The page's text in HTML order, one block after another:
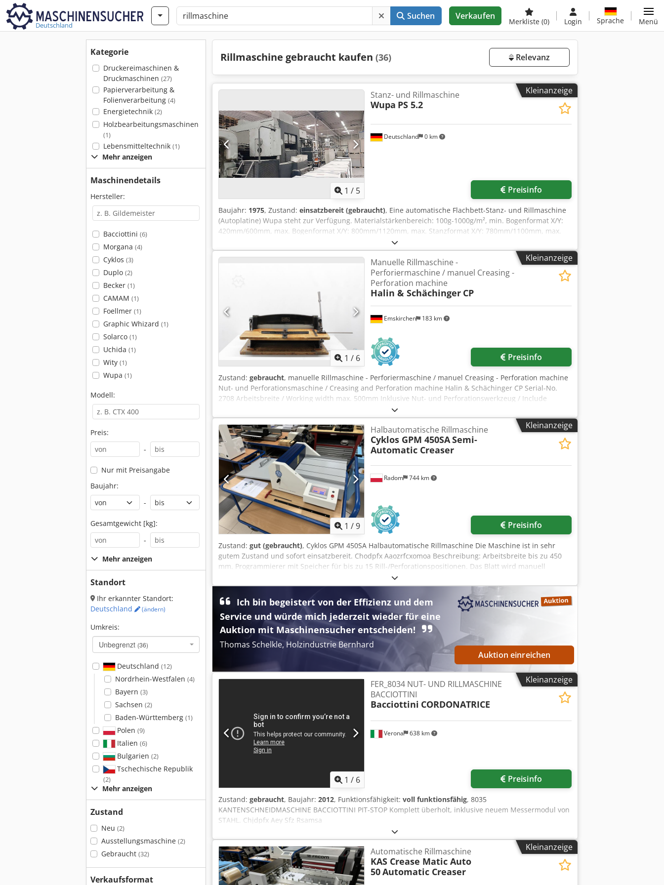
Deutschland
Suchen Verkaufen
Merkliste (0) Login Sprache Menü
Kategorie
Druckereimaschinen &
Druckmaschinen (27)
Papierverarbeitung &
Folienverarbeitung (4)
Energietechnik (2)
Holzbearbeitungsmaschinen
(1)
Lebensmitteltechnik (1)
Mehr anzeigen
Maschinendetails
Hersteller:
Bacciottini (6)
Morgana (4)
Cyklos (3)
Duplo (2)
Becker (1)
CAMAM (1)
Foellmer (1)
Graphic Whizard (1)
Solarco (1)
Uchida (1)
Wity (1)
Wupa (1)
Modell:
Preis:
-
Nur mit Preisangabe
Baujahr:
-
Gesamtgewicht [kg]:
-
Mehr anzeigen
Standort
Ihr erkannter Standort:
Deutschland
(ändern)
Umkreis:
Unbegrenzt (36)
Deutschland (12)
Nordrhein-Westfalen (4)
Bayern (3)
Sachsen (2)
Baden-Württemberg (1)
Polen (9)
Italien (6)
Bulgarien (2)
Tschechische Republik
(2)
Mehr anzeigen
Zustand
Neu (2)
Ausstellungsmaschine (2)
Gebraucht (32)
Verkaufsformat
Rillmaschine gebraucht kaufen (36) Relevanz
Kleinanzeige
1 / 5
Deutschland 0 km
Stanz- und Rillmaschine
Wupa PS 5.2
Preisinfo
Baujahr: 1975, Zustand: einsatzbereit (gebraucht), Eine automatische Flachbett-Stanz- und Rillmaschine
(Autoplatine) Wupa steht zur Verfügung. Materialstärkenbereich: 100g-1000g/m², min. Bogenformat X/Y:
420mm/600mm, max. Bogenformat X/Y: 800mm/1120mm, max. Stanzformat X/Y: 780mm/1100mm, max.
Stanzkraft: 240t, max. Produktionsgeschwindigkeit: ca. 3000Bogen/h. Eine Besichtigung vor Ort ist
möglich. Csdpfx Aoznx I Hsamoha
Kleinanzeige
1 / 6
Emskirchen 183 km
Manuelle Rillmaschine -
Perforiermaschine / manuel Creasing -
Perforation machine
Halin & Schächinger CP
Preisinfo
Zustand: gebraucht, manuelle Rillmaschine - Perforiermaschine / manuel Creasing - Perforation machine
Nut- und Perforationsmaschine / Creasing and Perforation machine Halin & Schächinger CP Serial-No.
2708 Arbeitsbreite / Working width max. 500mm Inklusive Nut- und Perforationswerkzeug / Include
Creasing and Perforation tools Handbetrieb - Manuell Operation Online-Video-Inspection by WhatsApp -
MS Zoom - Telegram On Stock Emskirchen/Nürnberg - Available Immediately - Can be test Cedpfxszbawds
Aamjha
Kleinanzeige
1 /9
Radom 744 km
Halbautomatische Rillmaschine
Cyklos GPM 450SASemi-
Automatic Creaser
Preisinfo
Zustand: gut (gebraucht), Cyklos GPM 450SA Halbautomatische Rillmaschine Die Maschine ist in sehr
gutem Zustand und sofort einsatzbereit. Chodpfx Aaozrfcxomoa Beschreibung: Arbeitsbreite bis zu 450
mm. Programmierer mit Speicher für bis zu 15 Rill-/Perforationspositionen. Das Blatt wird manuell
zugeführt und anschließend automatisch abgezogen. Einfache Bedienoberfläche mit
Programmspeicherung. Stabile Metallkonstruktion. Rillen oder Perforieren über die gesamte Breite des
Bogens (Rillwerkzeug inklusive). Rillen von Digitaldrucken und laminierten Bögen möglich. Vier
verschiedene Rillbreiten serienmäßig. Großer Arbeitstisch.
Ich bin begeistert von der Effizienz und dem
Service und würde mich jederzeit wieder für eine
Auktion mit Maschinensucher entscheiden!
Thomas Schelkle, Holzindustrie Bernhard
Auktion einreichen
Kleinanzeige
1 / 6
Verona 638 km
FER_8034 NUT- UND RILLMASCHINE
BACCIOTTINI
Bacciottini CORDONATRICE
Preisinfo
Zustand: gebraucht, Baujahr: 2012, Funktionsfähigkeit: voll funktionsfähig, 8035
KANTENSCHNEIDMASCHINE BACCIOTTINI PIT-STOP Komplett überholt, inklusive neuem Messermodul von
STAHL. Chjdpfx Aey Sfz Rsamsa
Kleinanzeige
Automatische Rillmaschine
KAS Crease Matic Auto
50Automatic Creaser